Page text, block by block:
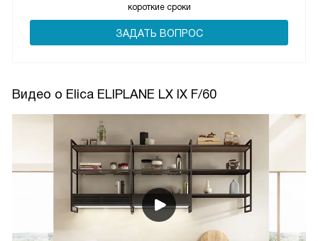
короткие сроки
ЗАДАТЬ ВОПРОС
Видео о Elica ELIPLANE LX IX F/60